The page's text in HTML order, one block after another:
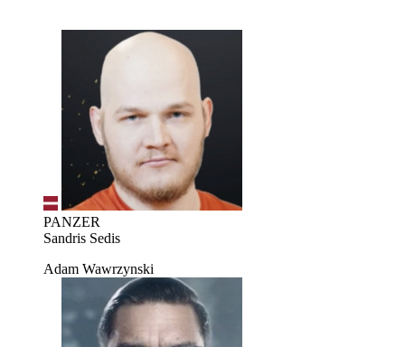
PANZER
Sandris Sedis
Adam Wawrzynski